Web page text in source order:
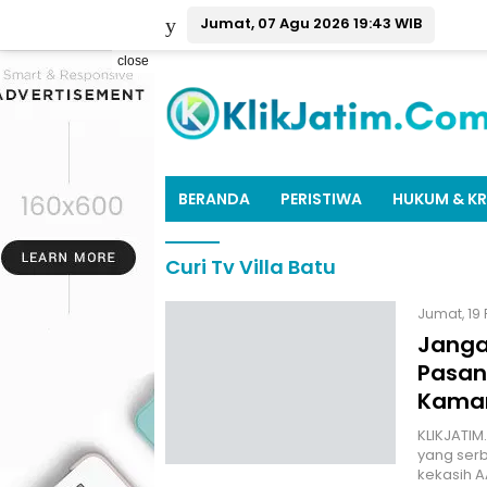
Jumat, 07 Agu 2026 19:43 WIB
close
BERANDA PERISTIWA HUKUM &
Curi Tv Villa Batu
Jumat, 19
yang
kekasih